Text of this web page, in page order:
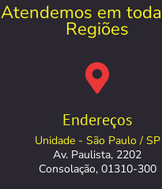
Atendemos em
Regiões
Endereços
Unidade - São Paulo / SP
Av. Paulista, 2202
Consolação, 01310-300